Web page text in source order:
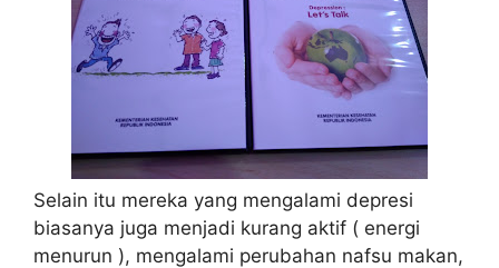
Selain itu mereka yang mengalami depresi
biasanya juga menjadi kurang aktif ( energi
menurun ), mengalami perubahan nafsu makan,